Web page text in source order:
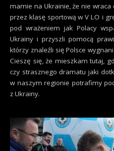
mamie na Ukrainie, że nie
przez klasę sportową w V LO i
pod wrażeniem jak Polacy
Ukrainy i przyszli pomocą
którzy znaleźli się Polsce
Cieszę się, że mieszkam tutaj,
czy strasznego dramatu jaki
w naszym regionie potrafimy
z Ukrainy.